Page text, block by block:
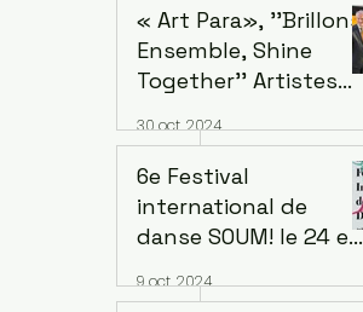
Seosomun,
12/12/2024 -
09/02/2025
« Art Para», ''Brillons
Ensemble, Shine
Together'' Artistes
intellectuelle de cinq
continents.
Exposition au siège
de l'OCDE à Paris
30 oct. 2024
6e Festival
international de
danse SOUM! le 24 et
20h au Regard du
9 oct. 2024